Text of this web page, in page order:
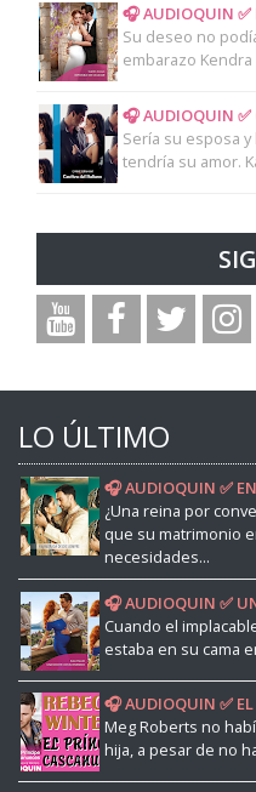
🎧 AUDIOQUIN ✅
Su deseo no
embarazo
🎧 AUDIOQUIN ✅
Sería su esposa
tendría su amor.
LO ÚLTIMO
🎧 AUDIOQUIN ✅
¿Una reina por
que su matrimonio
necesidades...
🎧 AUDIOQUIN ✅
Cuando el
estaba en su cama
🎧 AUDIOQUIN ✅ EL
Meg Roberts no
hija, a pesar de no